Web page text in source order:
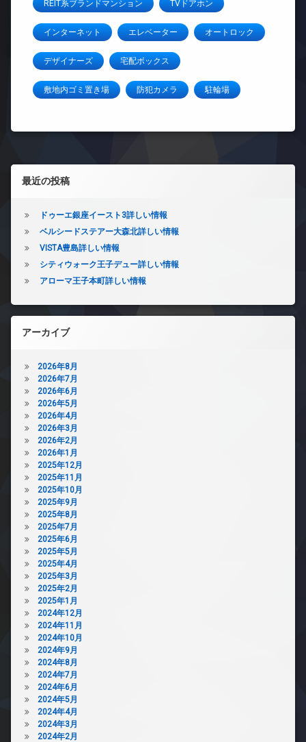
REIT系ブランドマンション TVドアホン
インターネット エレベーター オートロック
デザイナーズ 宅配ボックス
敷地内ゴミ置き場 防犯カメラ 駐輪場
左サイドバー
最近の投稿
ドゥーエ銀座イースト3詳しい情報
ベルシードステアー大森北詳しい情報
VISTA豊島詳しい情報
シティウォーク王子デュー詳しい情報
アローマ王子本町詳しい情報
アーカイブ
2026年8月
2026年7月
2026年6月
2026年5月
2026年4月
2026年3月
2026年2月
2026年1月
2025年12月
2025年11月
2025年10月
2025年9月
2025年8月
2025年7月
2025年6月
2025年5月
2025年4月
2025年3月
2025年2月
2025年1月
2024年12月
2024年11月
2024年10月
2024年9月
2024年8月
2024年7月
2024年6月
2024年5月
2024年4月
2024年3月
2024年2月